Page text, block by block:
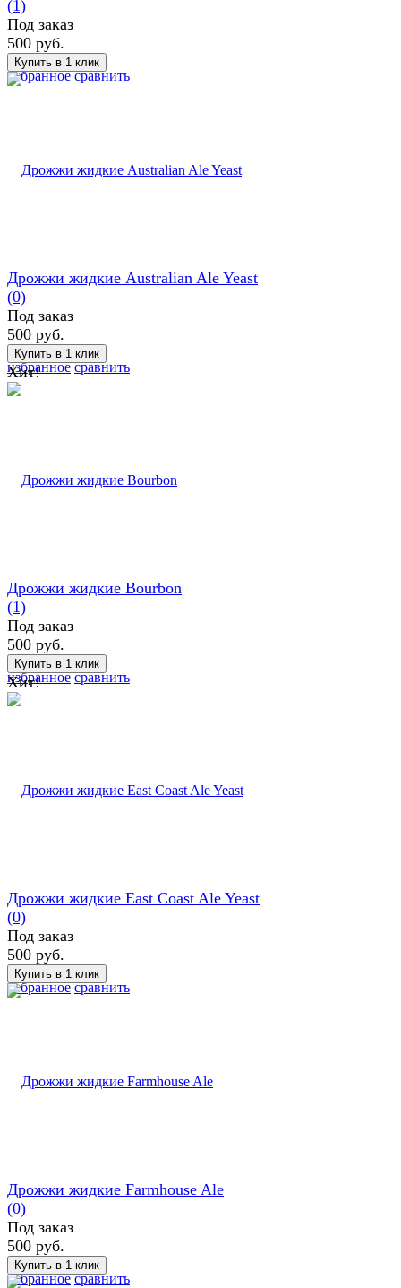
избранное сравнить
(1)
Под заказ
500 руб.
избранное сравнить
Дрожжи жидкие Australian Ale Yeast
(0)
Под заказ
500 руб.
Хит!
избранное сравнить
Дрожжи жидкие Bourbon
(1)
Под заказ
500 руб.
Хит!
избранное сравнить
Дрожжи жидкие East Coast Ale Yeast
(0)
Под заказ
500 руб.
избранное сравнить
Дрожжи жидкие Farmhouse Ale
(0)
Под заказ
500 руб.